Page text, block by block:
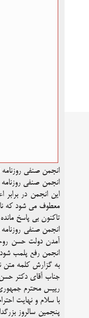
انجمن صنفی روزنامه
انجمن صنفی روزنامه
این انجمن در
معطوف می شود که
تاکنون بی پاسخ
آمدن دولت حسن
انجمن رفع پلمب
به گزارش کلمه متن
جناب آقای دکتر
رییس محترم
با سلام و نهایت